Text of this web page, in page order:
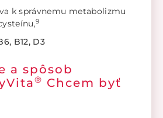
k správnemu metabolizmu
9
B12, D3
a spôsob
® Chcem byť